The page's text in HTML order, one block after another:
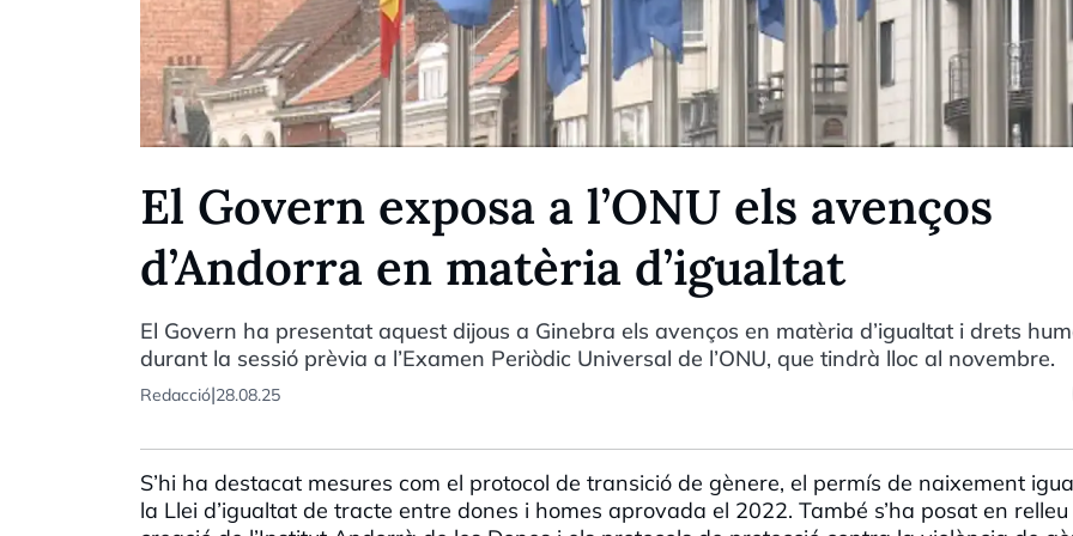
El Govern exposa a l’ONU els avenços
d’Andorra en matèria d’igualtat
El Govern ha presentat aquest dijous a Ginebra els avenços en matèria d’igualtat i drets
durant la sessió prèvia a l’Examen Periòdic Universal de l’ONU, que tindrà lloc al novembre.
Redacció|28.08.25
S’hi ha destacat mesures com el protocol de transició de gènere, el permís de naixement
la Llei d’igualtat de tracte entre dones i homes aprovada el 2022. També s’ha posat en relleu